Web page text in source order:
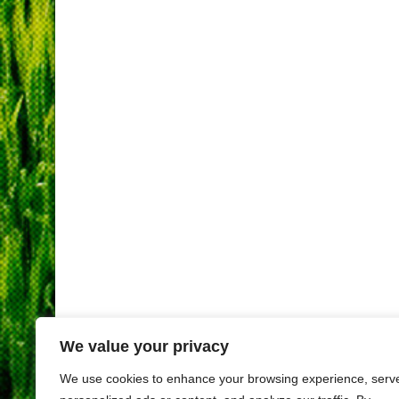
We value your privacy
We use cookies to enhance your browsing experience,